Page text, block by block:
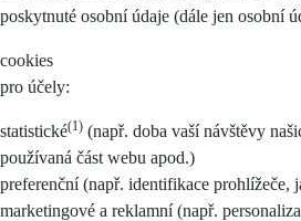
poskytnuté osobní údaje (dále jen osobní
cookies
pro účely:
statistické(1) (např. doba vaší návštěvy
používaná část webu apod.)
preferenční (např. identifikace prohlížeče,
marketingové a reklamní (např.